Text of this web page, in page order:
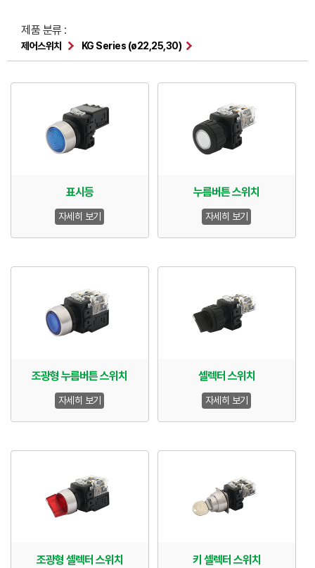
제품 분류 :
제어스위치 KG Series (ø22,25,30)
표시등
자세히 보기
누름버튼 스위치
자세히 보기
조광형 누름버튼 스위치
자세히 보기
셀렉터 스위치
자세히 보기
조광형 셀렉터 스위치 키 셀렉터 스위치